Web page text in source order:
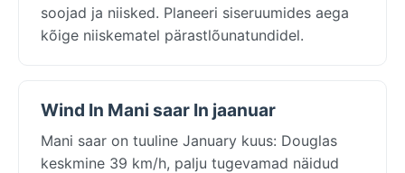
soojad ja niisked. Planeeri siseruumides aega
kõige niiskematel pärastlõunatundidel.
Wind In Mani saar In jaanuar
Mani saar on tuuline January kuus: Douglas
keskmine 39 km/h, palju tugevamad näidud